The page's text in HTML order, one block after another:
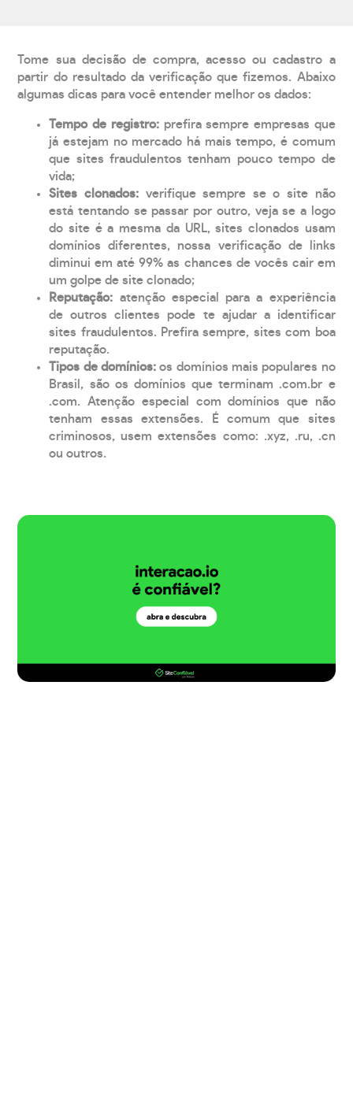
Tome sua decisão de compra, acesso ou cadastro a
partir do resultado da verificação que fizemos. Abaixo
algumas dicas para você entender melhor os dados:
Tempo de registro: prefira sempre empresas que
já estejam no mercado há mais tempo, é comum
que sites fraudulentos tenham pouco tempo de
vida;
Sites clonados: verifique sempre se o site não
está tentando se passar por outro, veja se a logo
do site é a mesma da URL, sites clonados usam
domínios diferentes, nossa verificação de links
diminui em até 99% as chances de vocês cair em
um golpe de site clonado;
Reputação: atenção especial para a experiência
de outros clientes pode te ajudar a identificar
sites fraudulentos. Prefira sempre, sites com boa
reputação.
Tipos de domínios:os domínios mais populares no
Brasil, são os domínios que terminam .com.br e
.com. Atenção especial com domínios que não
tenham essas extensões. É comum que sites
criminosos, usem extensões como: .xyz, .ru, .cn
ou outros.